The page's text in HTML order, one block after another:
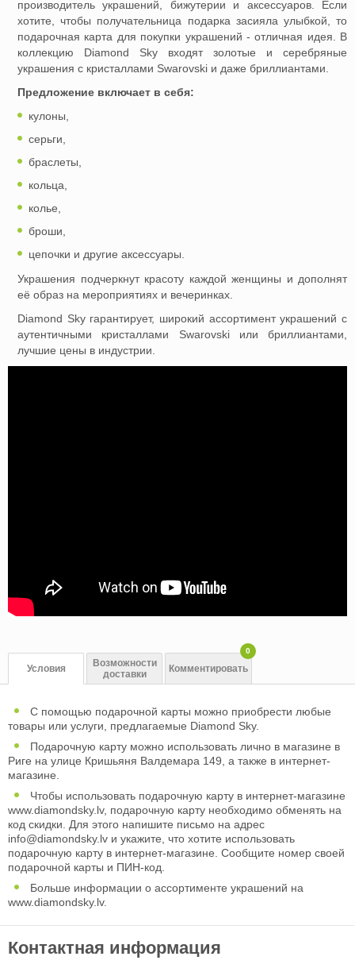
производитель украшений, бижутерии и аксессуаров. Если
хотите, чтобы получательница подарка засиялa улыбкой, то
подарочная карта для покупки украшений - отличная идея. В
коллекцию Diamond Sky входят золотые и серебряные
украшения с кристаллами Swarovski и даже бриллиантами.
Предложение включает в себя:
кулоны,
серьги,
браслеты,
кольца,
колье,
броши,
цепочки и другие аксессуары.
Украшения подчеркнут красоту каждой женщины и дополнят
её образ на мероприятиях и вечеринках.
Diamond Sky гарантирует, широкий ассортимент украшений с
аутентичными кристаллами Swarovski или бриллиантами,
лучшие цены в индустрии.
Условия
Возможности
доставки
Комментировать
0
С помощью подарочной карты можно приобрести любые
товары или услуги, предлагаемые Diamond Sky.
Подарочную карту можно использовать лично в магазине в
Риге на улице Кришьяня Валдемара 149, а также в интернет-
магазине.
Чтобы использовать подарочную карту в интернет-магазине
www.diamondsky.lv, подарочную карту необходимо обменять на
код скидки. Для этого напишите письмо на адрес
info@diamondsky.lv и укажите, что хотите использовать
подарочную карту в интернет-магазине. Сообщите номер своей
подарочной карты и ПИН-код.
Больше информации о ассортименте украшений на
www.diamondsky.lv.
Контактная информация